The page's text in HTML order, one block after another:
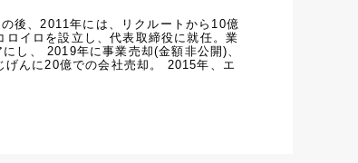
後、2011年には、リクルートから10億
イロを設立し、代表取締役に就任。業
し、 2019年に事業売却(金額非公開)、
んに20億での会社売却。 2015年、エ